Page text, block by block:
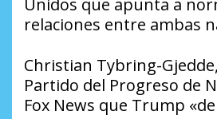
Unidos que apunta a
relaciones entre ambas
Christian Tybring-
Partido del Progreso de
Fox News que Trump